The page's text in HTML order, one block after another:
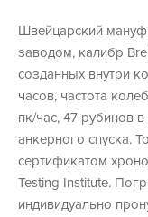
Швейцарский
заводом, калибр
созданных внутри
часов, частота
пк/час, 47 рубинов
анкерного спуска.
сертификатом
Testing Institute.
индивидуально